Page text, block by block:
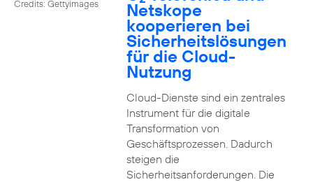
Credits: Gettyimages Netskope
kooperieren bei
Sicherheitslösungen
für die Cloud-
Nutzung
Cloud-Dienste sind ein zentrales
Instrument für die digitale
Transformation von
Geschäftsprozessen. Dadurch
steigen die
Sicherheitsanforderungen. Die